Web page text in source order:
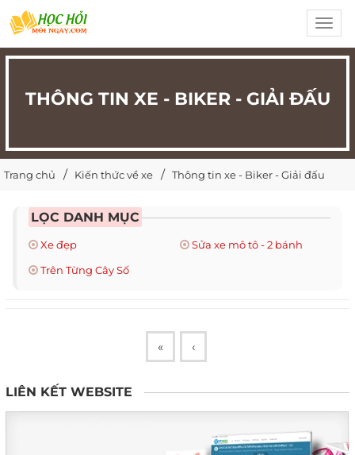
THÔNG TIN XE - BIKER - GIẢI ĐẤU
Trang chủ Kiến thức về xe Thông tin xe - Biker - Giải đấu
LỌC DANH MỤC
Xe đẹp
Sửa xe mô tô - 2 bánh
Trên Từng Cây Số
« ‹
LIÊN KẾT WEBSITE